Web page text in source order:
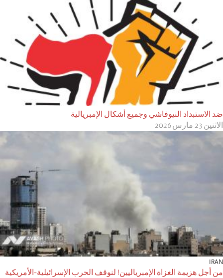
ضد الاستبداد النيوفاشي وجميع أشكال الإمبريالية
الاثنين 23 مارس 2026
IRAN
من أجل هزيمة الغزاة الإمبرياليين! لنوقف الحرب الإسرائيلية-الأمريكية